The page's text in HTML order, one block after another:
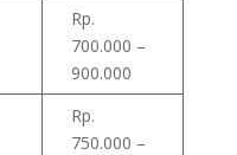
Rp.
700.000 –
900.000
Rp.
750.000 –